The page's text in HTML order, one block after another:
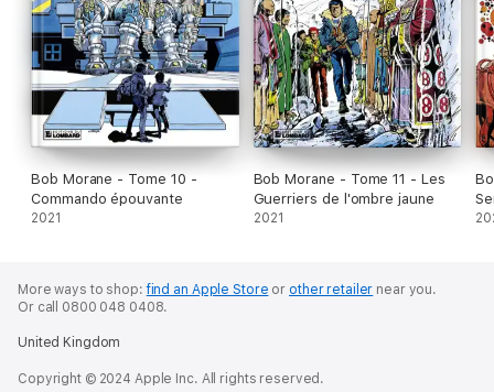
Bob Morane - Tome 10 -
Commando épouvante
2021
Bob Morane - Tome 11 - Les
Guerriers de l'ombre jaune
2021
More ways to shop:find an Apple Store or other retailer near you.
Or call 0800 048 0408.
United Kingdom
Copyright © 2024 Apple Inc. All rights reserved.